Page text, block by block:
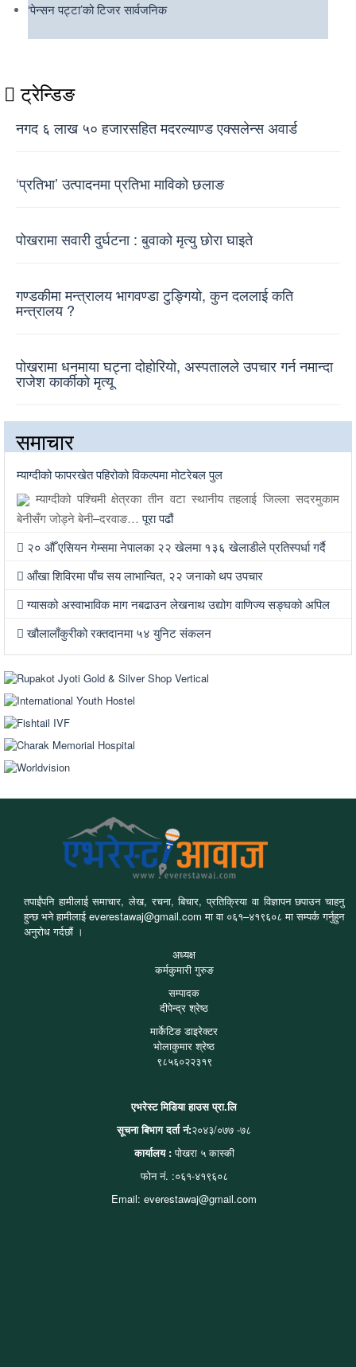
‘पेन्सन पट्टा’को टिजर सार्वजनिक
ट्रेन्डिङ
नगद ६ लाख ५० हजारसहित मदरल्याण्ड एक्सलेन्स अवार्ड
‘प्रतिभा’ उत्पादनमा प्रतिभा माविको छलाङ
पोखरामा सवारी दुर्घटना : बुवाको मृत्यु छोरा घाइते
गण्डकीमा मन्त्रालय भागवण्डा टुङ्गियो, कुन दललाई कति
मन्त्रालय ?
पोखरामा धनमाया घट्ना दोहोरियो, अस्पतालले उपचार गर्न नमान्दा
राजेश कार्कीको मृत्यू
समाचार
म्याग्दीको फापरखेत पहिरोको विकल्पमा मोटरेबल पुल
म्याग्दीको पश्चिमी क्षेत्रका तीन वटा स्थानीय तहलाई जिल्ला सदरमुकाम
बेनीसँग जोड्ने बेनी–दरवाङ…पूरा पढौं
२० औँ एसियन गेम्समा नेपालका २२ खेलमा १३६ खेलाडीले प्रतिस्पर्धा गर्दै
आँखा शिविरमा पाँच सय लाभान्वित, २२ जनाको थप उपचार
ग्यासको अस्वाभाविक माग नबढाउन लेखनाथ उद्योग वाणिज्य सङ्घको अपिल
खौलालाँकुरीको रक्तदानमा ५४ युनिट संकलन
तपाईंपनि हामीलाई समाचार, लेख, रचना, बिचार, प्रतिक्रिया वा विज्ञापन छपाउन चाहनु
हुन्छ भने हामीलाई everestawaj@gmail.com मा वा ०६१–४१९६०८ मा सम्पर्क गर्नुहुन
अनुरोध गर्दछौं ।
अध्यक्ष
कर्मकुमारी गुरुङ
सम्पादक
दीपेन्द्र श्रेष्ठ
मार्केटिङ डाइरेक्टर
भोलाकुमार श्रेष्ठ
९८५६०२२३१९
एभरेस्ट मिडिया हाउस प्रा.लि
सूचना बिभाग दर्ता नं:२०४३/०७७ -७८
कार्यालय :पोखरा ५ कास्की
फोन नं. :०६१-४१९६०८
Email: everestawaj@gmail.com